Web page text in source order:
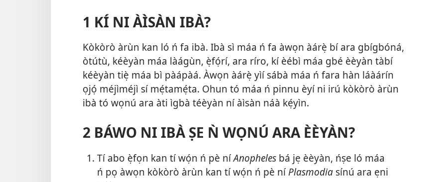
1 KÍ NI ÀÌSÀN IBÀ?
Kòkòrò àrùn kan ló ń fa ibà. Ibà sì máa ń fa àwọn àárẹ̀ bí ara gbígbóná,
òtútù, kéèyàn máa làágùn, ẹ̀fọ́rí, ara ríro, kí èébì máa gbé èèyàn tàbí
kéèyàn tiẹ̀ máa bì pàápàá. Àwọn àárẹ̀ yìí sábà máa ń fara hàn láàárín
ọjọ́ méjìméjì sí mẹ́tamẹ́ta. Ohun tó máa ń pinnu èyí ni irú kòkòrò àrùn
ibà tó wọnú ara àti ìgbà téèyàn ní àìsàn náà kẹ́yìn.
2 BÁWO NI IBÀ ṢE Ǹ WỌNÚ ARA ÈÈYÀN?
Tí abo ẹ̀fọn kan tí wọ́n ń pè níAnopheles bá jẹ èèyàn, ńṣe ló máa
ń pọ àwọn kòkòrò àrùn kan tí wọ́n ń pè níPlasmodia sínú ara ẹni